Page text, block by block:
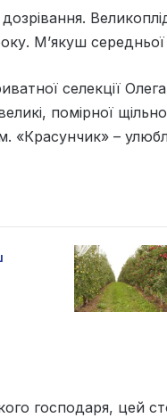
М’якуш
селекції
помірної
–
господаря, цей